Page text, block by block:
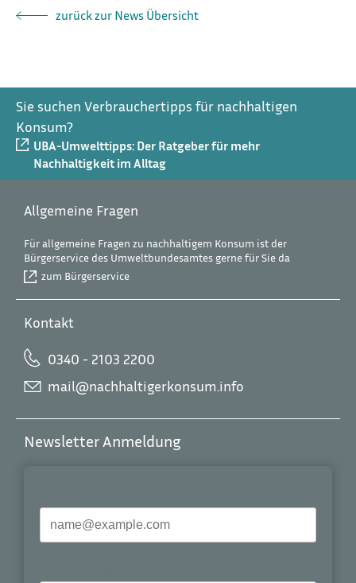
zurück zur News Übersicht
Sie suchen Verbrauchertipps für nachhaltigen
Konsum?
UBA-Umwelttipps: Der Ratgeber für mehr
Nachhaltigkeit im Alltag
Allgemeine Fragen
Für allgemeine Fragen zu nachhaltigem Konsum ist der
Bürgerservice des Umweltbundesamtes gerne für Sie da
zum Bürgerservice
Kontakt
0340 - 2103 2200
mail@nachhaltigerkonsum.info
Newsletter Anmeldung